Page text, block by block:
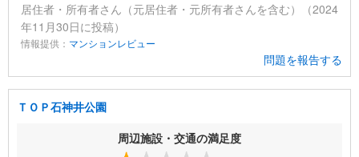
居住者・所有者さん（元居住者・元所有者さんを含む）（2024
年11月30日に投稿）
情報提供： マンションレビュー
問題を報告する
ＴＯＰ石神井公園
周辺施設・交通の満足度